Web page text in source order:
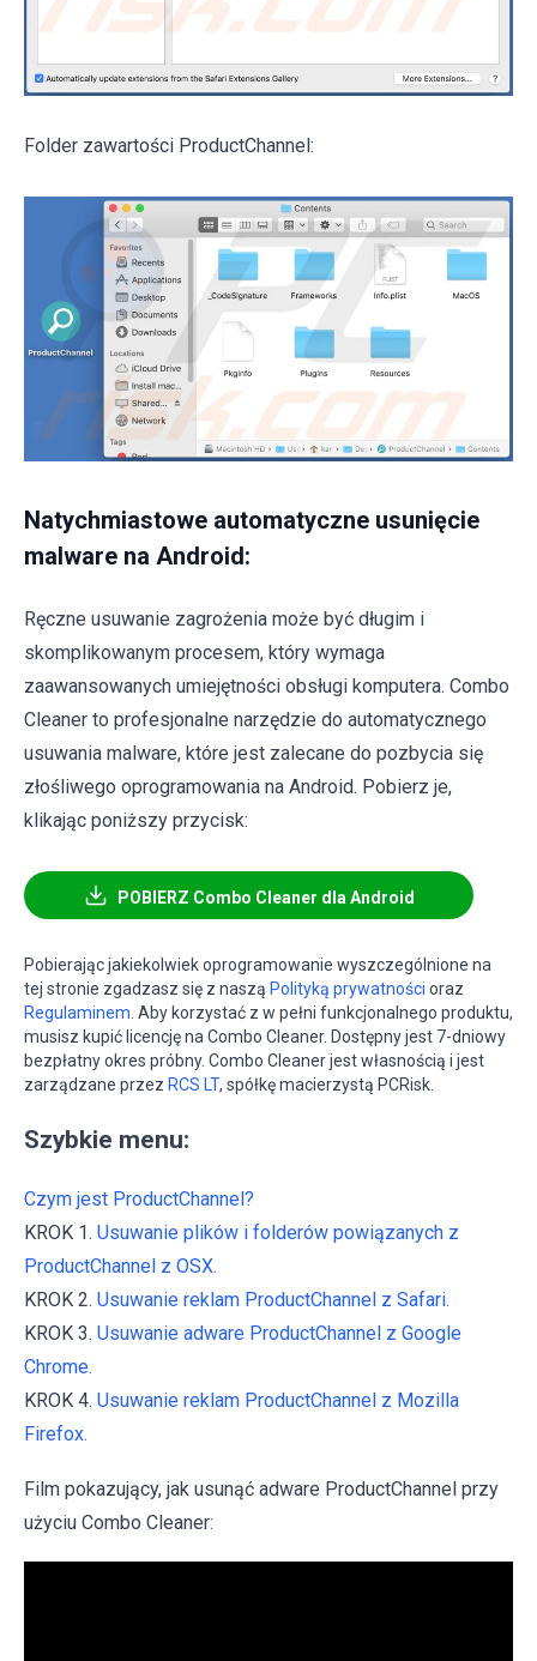
Folder zawartości ProductChannel:
Natychmiastowe automatyczne usunięcie
malware na Android:
Ręczne usuwanie zagrożenia może być długim i
skomplikowanym procesem, który wymaga
zaawansowanych umiejętności obsługi komputera. Combo
Cleaner to profesjonalne narzędzie do automatycznego
usuwania malware, które jest zalecane do pozbycia się
złośliwego oprogramowania na Android. Pobierz je,
klikając poniższy przycisk:
POBIERZ Combo Cleaner dla Android
Pobierając jakiekolwiek oprogramowanie wyszczególnione na
tej stronie zgadzasz się z naszą Polityką prywatności oraz
Regulaminem . Aby korzystać z w pełni funkcjonalnego produktu,
musisz kupić licencję na Combo Cleaner. Dostępny jest 7-dniowy
bezpłatny okres próbny. Combo Cleaner jest własnością i jest
zarządzane przez RCS LT, spółkę macierzystą PCRisk.
Szybkie menu:
Czym jest ProductChannel?
KROK 1. Usuwanie plików i folderów powiązanych z
ProductChannel z OSX.
KROK 2. Usuwanie reklam ProductChannel z Safari.
KROK 3. Usuwanie adware ProductChannel z Google
Chrome.
KROK 4. Usuwanie reklam ProductChannel z Mozilla
Firefox.
Film pokazujący, jak usunąć adware ProductChannel przy
użyciu Combo Cleaner: